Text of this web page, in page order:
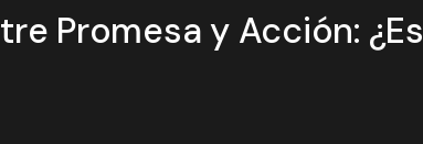
Promesa y Acción: